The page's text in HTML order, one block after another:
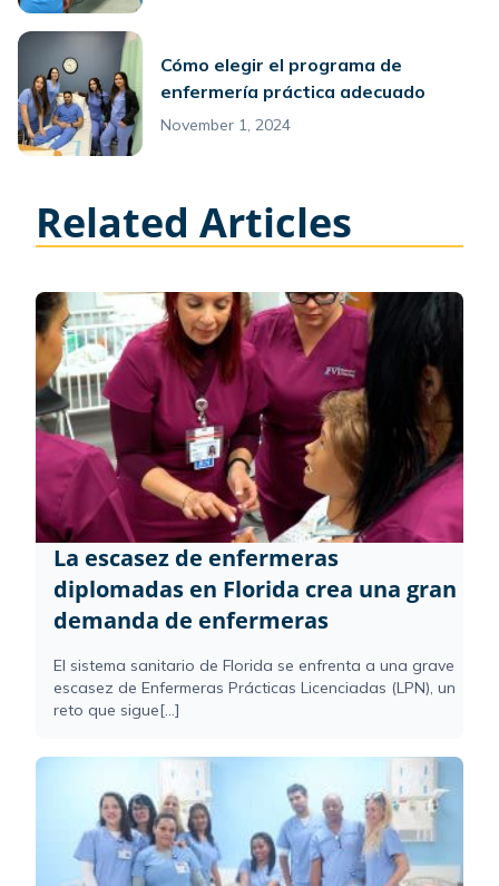
Cómo elegir el programa de
enfermería práctica adecuado
November 1, 2024
Related Articles
La escasez de enfermeras
diplomadas en Florida crea una gran
demanda de enfermeras
El sistema sanitario de Florida se enfrenta a una grave
escasez de Enfermeras Prácticas Licenciadas (LPN), un
reto que sigue[...]